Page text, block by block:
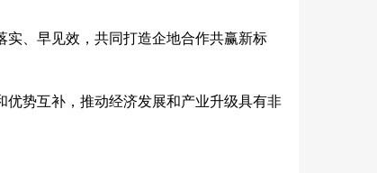
、早见效，共同打造企地合作共赢新标
势互补，推动经济发展和产业升级具有非